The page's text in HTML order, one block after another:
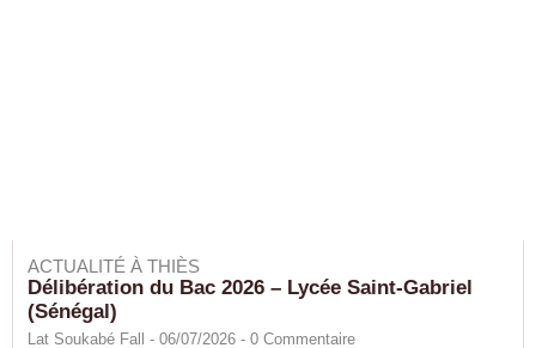
ACTUALITÉ À THIÈS
Délibération du Bac 2026 – Lycée Saint-Gabriel
(Sénégal)
Lat Soukabé Fall - 06/07/2026 - 0 Commentaire